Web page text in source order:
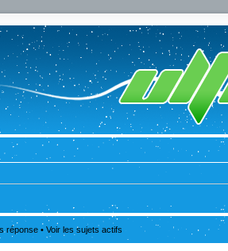
réponse • Voir les sujets actifs